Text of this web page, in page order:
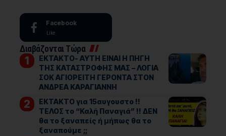
Facebook
Like
Διαβάζονται Τώρα
ΕΚΤΑΚΤΟ- ΑΥΤΗ ΕΙΝΑΙ Η ΠΗΓΗ
ΤΗΣ ΚΑΤΑΣΤΡΟΦΗΣ ΜΑΣ – ΛΟΓΙΑ
ΣΟΚ ΑΓΙΟΡΕΙΤΗ ΓΕΡΟΝΤΑ ΣΤΟΝ
ΑΝΔΡΕΑ ΚΑΡΑΓΙΑΝΝΗ
ΕΚΤΑΚΤΟ για 15αυγουστο !!
ΤΕΛΟΣ το “Καλή Παναγιά” !! ΔΕΝ
θα το ξαναπείς ή μήπως θα το
ξαναπούμε ;;